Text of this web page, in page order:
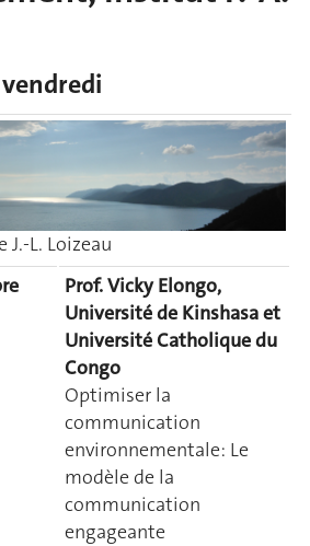
J.-L. Loizeau
Prof. Vicky Elongo,
Université de Kinshasa et
Université Catholique du
Congo
Optimiser la
communication
environnementale: Le
modèle de la
communication
engageante